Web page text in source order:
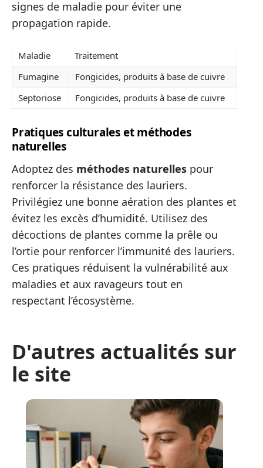
signes de maladie pour éviter une
propagation rapide.
Maladie
Traitement
Fumagine
Fongicides, produits à base de cuivre
Septoriose
Fongicides, produits à base de cuivre
Pratiques culturales et méthodes
naturelles
Adoptez des méthodes naturelles pour
renforcer la résistance des lauriers.
Privilégiez une bonne aération des plantes et
évitez les excès d’humidité. Utilisez des
décoctions de plantes comme la prêle ou
l’ortie pour renforcer l’immunité des lauriers.
Ces pratiques réduisent la vulnérabilité aux
maladies et aux ravageurs tout en
respectant l’écosystème.
D'autres actualités sur
le site